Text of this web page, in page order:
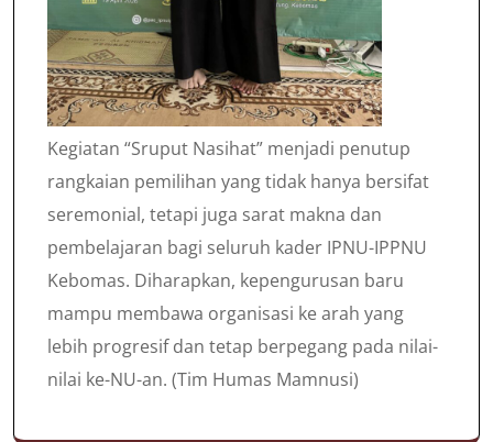
Kegiatan “Sruput Nasihat” menjadi penutup
rangkaian pemilihan yang tidak hanya bersifat
seremonial, tetapi juga sarat makna dan
pembelajaran bagi seluruh kader IPNU-IPPNU
Kebomas. Diharapkan, kepengurusan baru
mampu membawa organisasi ke arah yang
lebih progresif dan tetap berpegang pada nilai-
nilai ke-NU-an. (Tim Humas Mamnusi)